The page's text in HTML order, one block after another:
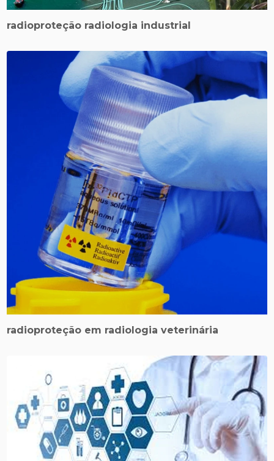
radioproteção radiologia industrial
radioproteção em radiologia veterinária